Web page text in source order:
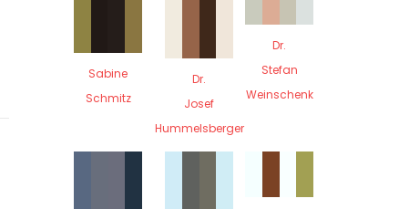
Sabine
Schmitz
Dr.
Josef
Hummelsberger
Dr.
Stefan
Weinschenk